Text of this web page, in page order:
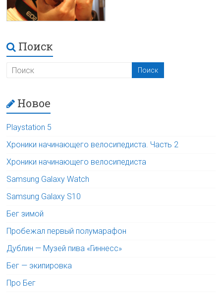
Поиск
Новое
Playstation 5
Хроники начинающего велосипедиста. Часть 2
Хроники начинающего велосипедиста
Samsung Galaxy Watch
Samsung Galaxy S10
Бег зимой
Пробежал первый полумарафон
Дублин — Музей пива «Гиннесс»
Бег — экипировка
Про Бег